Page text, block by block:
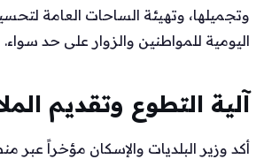
وتجميلها، وتهيئة الساحات العامة
اليومية للمواطنين والزوار على حد سواء.
آلية التطوع وتقديم
أكد وزير البلديات والإسكان مؤخراً